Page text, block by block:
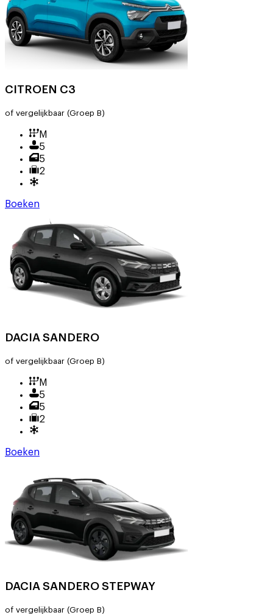
CITROEN C3
of vergelijkbaar (Groep B)
M
5
5
2
Boeken
DACIA SANDERO
of vergelijkbaar (Groep B)
M
5
5
2
Boeken
DACIA SANDERO STEPWAY
of vergelijkbaar (Groep B)